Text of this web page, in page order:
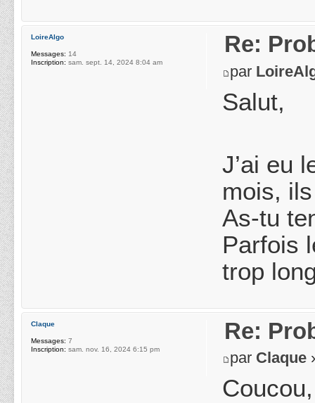
Re:
par
Salut,
J’ai eu
mois,
As-tu
Parfois
trop
LoireAlgo
Messages: 14
Inscription: sam. sept. 14, 2024 8:04 am
Re:
par Claque
Coucou,
Claque
Messages: 7
Inscription: sam. nov. 16, 2024 6:15 pm